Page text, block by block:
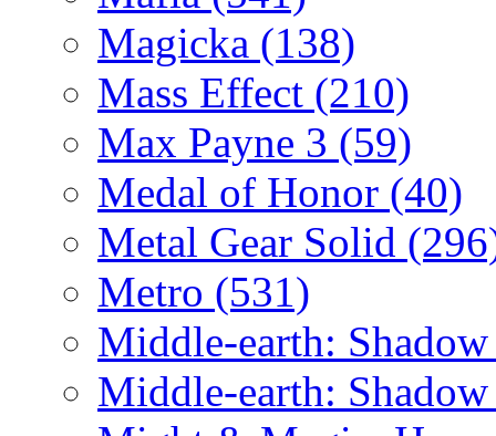
Magicka (138)
Mass Effect (210)
Max Payne 3 (59)
Medal of Honor (40)
Metal Gear Solid
Metro (531)
Middle-earth:
Middle-earth: